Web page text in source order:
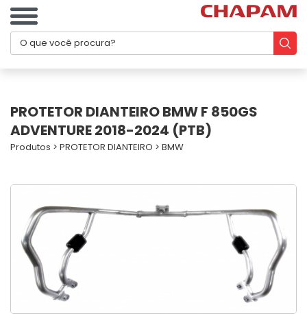
PROTETOR DIANTEIRO BMW F 850GS
ADVENTURE 2018-2024 (PTB)
Produtos > PROTETOR DIANTEIRO > BMW